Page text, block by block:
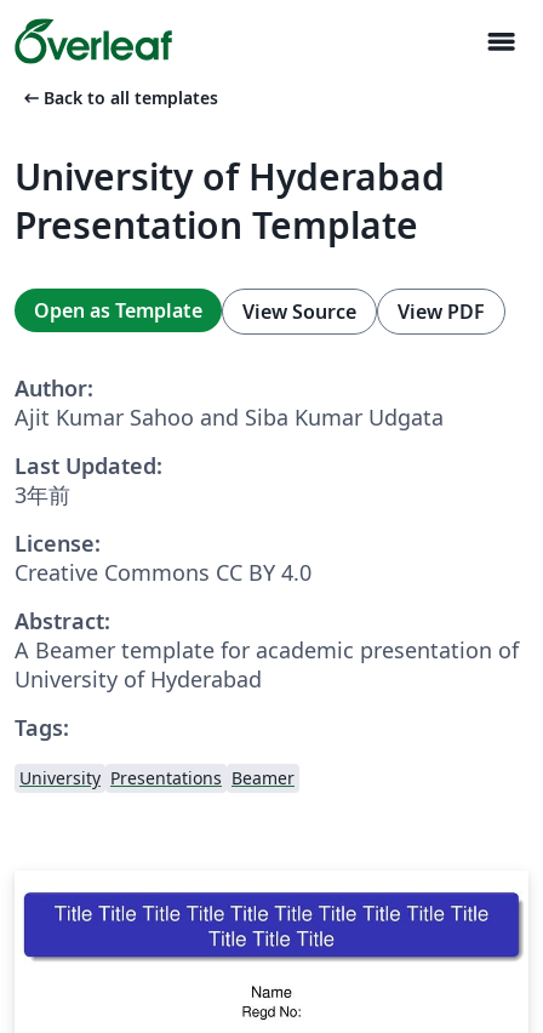
menu
arrow_left_alt Back to all templates
University of Hyderabad
Presentation Template
Open as Template View Source View PDF
Author:
Ajit Kumar Sahoo and Siba Kumar Udgata
Last Updated:
3年前
License:
Creative Commons CC BY 4.0
Abstract:
A Beamer template for academic presentation of
University of Hyderabad
Tags:
University Presentations Beamer